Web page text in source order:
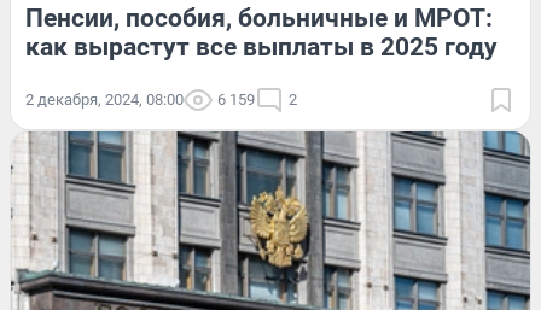
Пенсии, пособия, больничные и МРОТ:
как вырастут все выплаты в 2025 году
2 декабря, 2024, 08:00 6 159 2